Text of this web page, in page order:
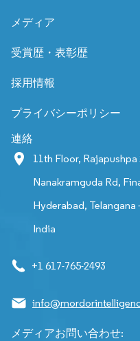
メディア
受賞歴・表彰歴
採用情報
プライバシーポリシー
連絡
11th Floor,
Nanakramguda Rd,
Hyderabad, Telangana
India
+1 617-765-2493
メディアお問い合わせ: